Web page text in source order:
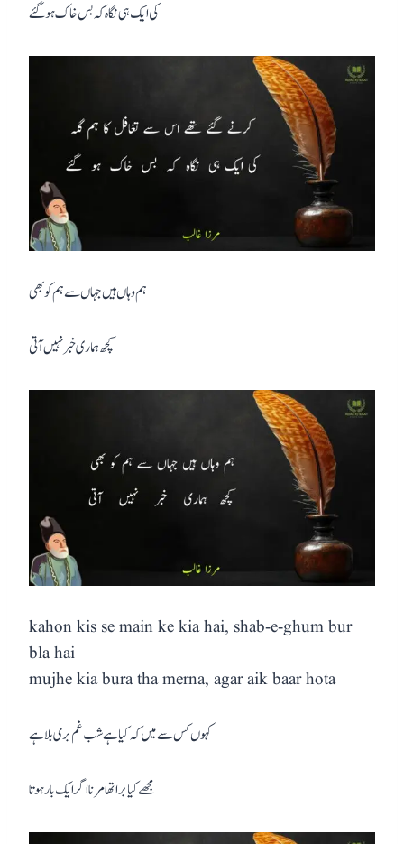
کی ایک ہی نگاہ کہ بس خاک ہو گئے
ہم وہاں ہیں جہاں سے ہم کو بھی
کچھ ہماری خبر نہیں آتی
kahon kis se main ke kia hai, shab-e-ghum bur
bla hai
mujhe kia bura tha merna, agar aik baar hota
کہوں کس سے میں کہ کیا ہے شب غم بری بلا ہے
مجھے کیا برا تھا مرنا اگر ایک بار ہوتا